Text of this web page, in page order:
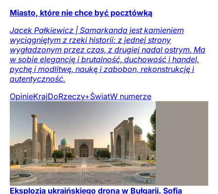
Miasto, które nie chce być pocztówką
Jacek Pałkiewicz | Samarkanda jest kamieniem
wyciągniętym z rzeki historii: z jednej strony
wygładzonym przez czas, z drugiej nadal ostrym. Ma
w sobie elegancję i brutalność, duchowość i handel,
pychę i modlitwę, naukę i zabobon, rekonstrukcję i
autentyczność.
OpinieKrajDoRzeczy+ŚwiatW numerze
Eksplozja ukraińskiego drona w Bułgarii. Sofia